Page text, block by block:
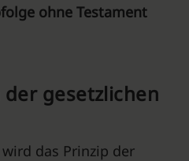
ohne Testament
gesetzlichen
wird das Prinzip der